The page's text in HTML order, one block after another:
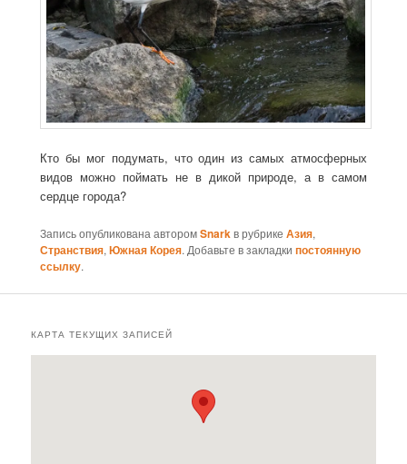
Кто бы мог подумать, что один из самых атмосферных
видов можно поймать не в дикой природе, а в самом
сердце города?
Запись опубликована авторомSnark в рубрике Азия,
Странствия, Южная Корея. Добавьте в закладки постоянную
ссылку.
КАРТА ТЕКУЩИХ ЗАПИСЕЙ